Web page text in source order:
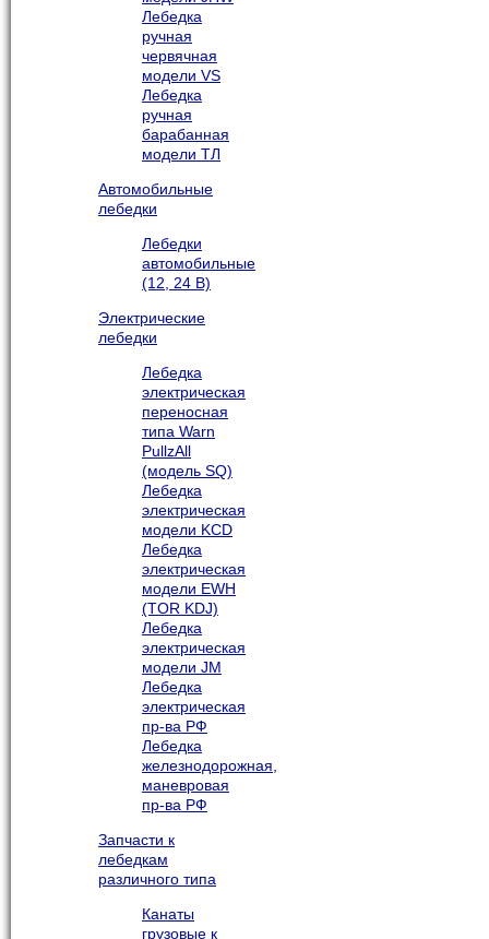
Лебедка
ручная
червячная
модели VS
Лебедка
ручная
барабанная
модели ТЛ
Автомобильные
лебедки
Лебедки
автомобильные
(12, 24 В)
Электрические
лебедки
Лебедка
электрическая
переносная
типа Warn
PullzAll
(модель SQ)
Лебедка
электрическая
модели KCD
Лебедка
электрическая
модели EWH
(TOR KDJ)
Лебедка
электрическая
модели JM
Лебедка
электрическая
пр-ва РФ
Лебедка
железнодорожная,
маневровая
пр-ва РФ
Запчасти к
лебедкам
различного типа
Канаты
грузовые к